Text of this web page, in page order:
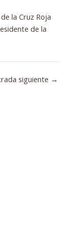
la Cruz Roja
de la
siguiente →